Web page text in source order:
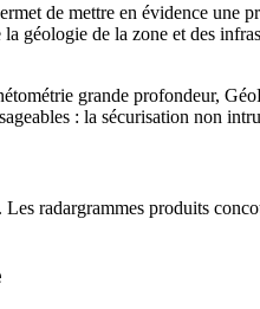
de mettre en évidence une
géologie de la zone et des
grande profondeur,
: la sécurisation non
radargrammes produits